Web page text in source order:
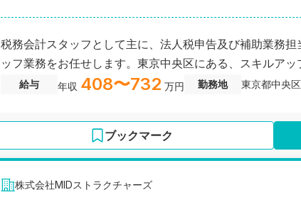
税務会計スタッフとして主に、法人税申告及び補助業務
ッフ業務をお任せします。東京中央区にある、スキルア
給与 年収 408〜732 万円 勤務地 東京都中央区
ブックマーク
株式会社MIDストラクチャーズ